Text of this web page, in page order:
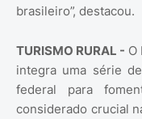
brasileiro”, destacou.
TURISMO RURAL - O
integra uma série
federal para
considerado crucial